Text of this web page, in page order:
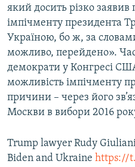
який досить різко
імпічменту президента
Україною, бо ж, за
можливо, перейдено».
демократи у Конгресі
можливість імпічменту
причини – через його
Москви в вибори 2016
Trump lawyer Rudy
Biden and Ukraine https://